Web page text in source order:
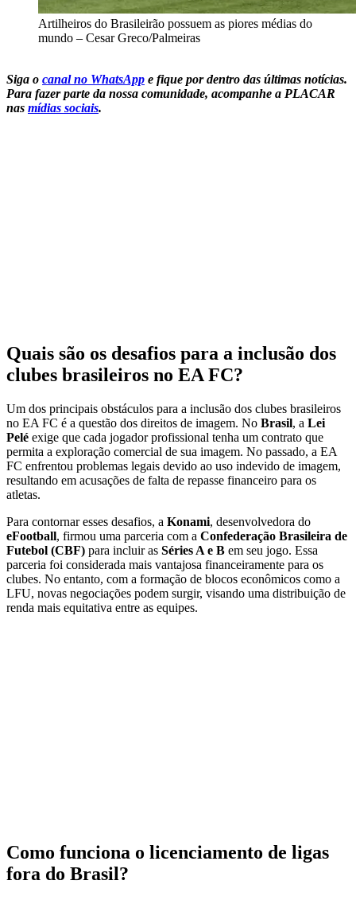
Artilheiros do Brasileirão possuem as piores médias do
mundo – Cesar Greco/Palmeiras
Siga o canal no WhatsApp e fique por dentro das últimas notícias.
Para fazer parte da nossa comunidade, acompanhe a PLACAR
nas mídias sociais.
Quais são os desafios para a inclusão dos
clubes brasileiros no EA FC?
Um dos principais obstáculos para a inclusão dos clubes brasileiros
no EA FC é a questão dos direitos de imagem. No Brasil, a Lei
Pelé exige que cada jogador profissional tenha um contrato que
permita a exploração comercial de sua imagem. No passado, a EA
FC enfrentou problemas legais devido ao uso indevido de imagem,
resultando em acusações de falta de repasse financeiro para os
atletas.
Para contornar esses desafios, a Konami, desenvolvedora do
eFootball, firmou uma parceria com a Confederação Brasileira de
Futebol (CBF) para incluir as Séries A e B em seu jogo. Essa
parceria foi considerada mais vantajosa financeiramente para os
clubes. No entanto, com a formação de blocos econômicos como a
LFU, novas negociações podem surgir, visando uma distribuição de
renda mais equitativa entre as equipes.
Como funciona o licenciamento de ligas
fora do Brasil?